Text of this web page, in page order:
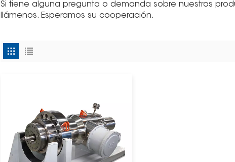
Si tiene alguna pregunta o demanda sobre nuestros
llámenos. Esperamos su cooperación.